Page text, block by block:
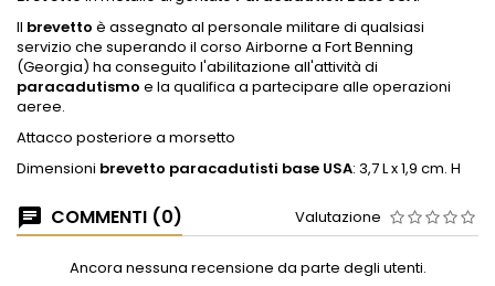
Il brevetto è assegnato al personale militare di qualsiasi
servizio che superando il corso Airborne a Fort Benning
(Georgia) ha conseguito l'abilitazione all'attività di
paracadutismo e la qualifica a partecipare alle operazioni
aeree.
Attacco posteriore a morsetto
Dimensioni brevetto paracadutisti base USA: 3,7 L x 1,9 cm. H
COMMENTI (0) Valutazione
Ancora nessuna recensione da parte degli utenti.